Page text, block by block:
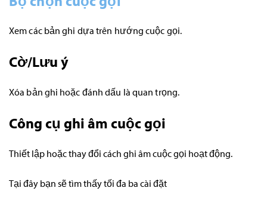
Xem các bản ghi dựa trên hướng cuộc gọi.
Cờ/Lưu ý
Xóa bản ghi hoặc đánh dấu là quan trọng.
Công cụ ghi âm cuộc gọi
Thiết lập hoặc thay đổi cách ghi âm cuộc gọi hoạt động.
Tại đây bạn sẽ tìm thấy tối đa ba cài đặt